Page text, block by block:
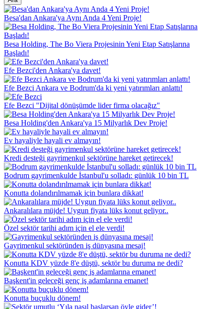
Besa'dan Ankara'ya Aynı Anda 4 Yeni Proje!
Besa Holding, The Bo Viera Projesinin Yeni Etap Satışlarına
Başladı!
Efe Bezci'den Ankara'ya davet!
Efe Bezci Ankara ve Bodrum'da ki yeni yatırımları anlattı!
Efe Bezci "Dijital dönüşümde lider firma olacağız"
Besa Holding'den Ankara'ya 15 Milyarlık Dev Proje!
Ev hayaliyle hayali ev almayın!
Kredi desteği gayrimenkul sektörüne hareket getirecek!
Bodrum gayrimenkulde İstanbul'u solladı: günlük 10 bin TL
Konutta dolandırılmamak için bunlara dikkat!
Ankaralılara müjde! Uygun fiyata lüks konut geliyor..
Özel sektör tarihi adım için el ele verdi!
Gayrimenkul sektöründen iş dünyasına mesaj!
Konutta KDV yüzde 8'e düştü, sektör bu duruma ne dedi?
Başkent'in geleceği genç iş adamlarına emanet!
Konutta buçuklu dönem!